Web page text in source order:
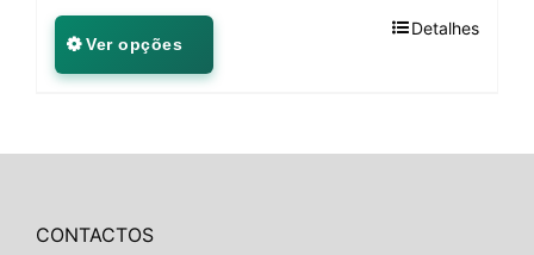
Ver opções
Detalhes
CONTACTOS